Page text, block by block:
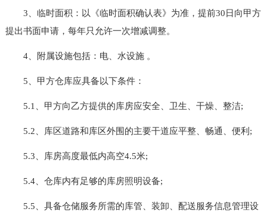
3、临时面积：以《临时面积确认表》为准，提前30日向甲方
提出书面申请，每年只允许一次增减调整。
4、附属设施包括：电、水设施 。
5、甲方仓库应具备以下条件：
5.1、甲方向乙方提供的库房应安全、卫生、干燥、整洁;
5.2、库区道路和库区外围的主要干道应平整、畅通、便利;
5.3、库房高度最低内高空4.5米;
5.4、仓库内有足够的库房照明设备;
5.5、具备仓储服务所需的库管、装卸、配送服务信息管理设